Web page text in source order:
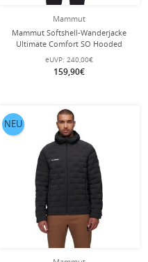
Mammut
Mammut Softshell-Wanderjacke
Ultimate Comfort SO Hooded
(4‑Wege-Stretch, winddicht) blau
Herren
eUVP: 240,00€
159,90€
NEU